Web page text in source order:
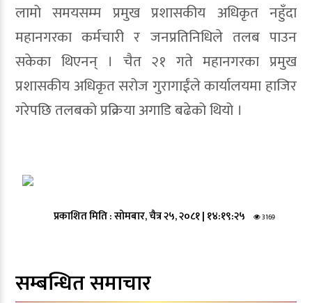
लामो समयसम्म प्रमुख प्रशासकीय अधिकृत नहुँदा
महानगरका कर्मचारी र जनप्रतिनिधिले तलब पाउन
सकेका थिएनन् । चैत २१ गते महानगरका प्रमुख
प्रशासकीय अधिकृत सरोज गुरागाईंले कार्यालयमा हाजिर
गरेपछि तलबको प्रक्रिया अगाडि बढेको थियो ।
प्रकाशित मिति :सोमबार, चैत्र २५, २०८१| १४:१९:२५ 3169
सम्बन्धित समाचार